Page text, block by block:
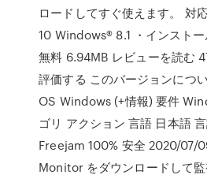
ロードしてすぐ使えます。 対
10 Windows® 8.1 ・インスト
無料 6.94MB レビューを読む
評価する このバージョンにつ
OS Windows (+情報) 要件
ゴリ アクション 言語 日本語
Freejam 100% 安全 2020/07/
Monitor をダウンロードして監